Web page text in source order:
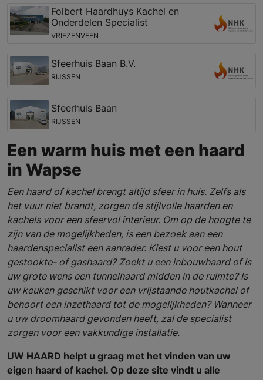
Folbert Haardhuys Kachel en
Onderdelen Specialist
VRIEZENVEEN
Sfeerhuis Baan B.V.
RIJSSEN
Sfeerhuis Baan
RIJSSEN
Een warm huis met een haard
in Wapse
Een haard of kachel brengt altijd sfeer in huis. Zelfs als
het vuur niet brandt, zorgen de stijlvolle haarden en
kachels voor een sfeervol interieur. Om op de hoogte te
zijn van de mogelijkheden, is een bezoek aan een
haardenspecialist een aanrader. Kiest u voor een hout
gestookte- of gashaard? Zoekt u een inbouwhaard of is
uw grote wens een tunnelhaard midden in de ruimte? Is
uw keuken geschikt voor een vrijstaande houtkachel of
behoort een inzethaard tot de mogelijkheden? Wanneer
u uw droomhaard gevonden heeft, zal de specialist
zorgen voor een vakkundige installatie.
UW HAARD helpt u graag met het vinden van uw
eigen haard of kachel. Op deze site vindt u alle